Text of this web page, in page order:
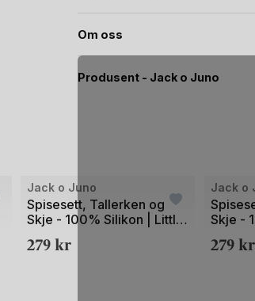
Om oss
Produsent - Jack o Juno
Jack o Juno
Spisesett, Tallerken og
Skje - 100% Silikon | Little
Bubble Dining Set 2pk,
Cream
279kr
Jack o
Skje -
279kr